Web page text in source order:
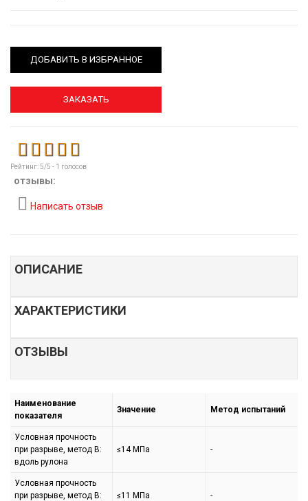
ДОБАВИТЬ В ИЗБРАННОЕ
ЗАКАЗАТЬ
Рейтинг:5/5 - 1 голосов
отзывы:
Написать отзыв
ОПИСАНИЕ
ХАРАКТЕРИСТИКИ
ОТЗЫВЫ
Наименование
показателя
Значение Метод испытаний
Условная прочность
при разрыве, метод В:
вдоль рулона
≤14 МПа -
Условная прочность
при разрыве, метод В:
≤11 МПа -